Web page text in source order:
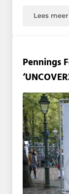
Lees meer
Pennings